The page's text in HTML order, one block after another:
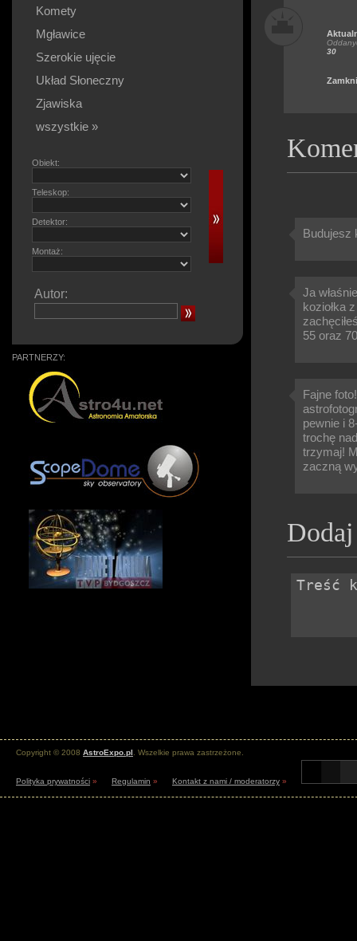
Komety
Mgławice
Szerokie ujęcie
Układ Słoneczny
Zjawiska
wszystkie »
Obiekt:
Teleskop:
Detektor:
Montaż:
Autor:
PARTNERZY:
30
Budujesz
Ja
koziołka
55 oraz
Fajne
pewnie i
trochę
trzymaj!
zaczną
Copyright © 2008 AstroExpo.pl . Wszelkie prawa zastrzeżone.
Polityka prywatności » Regulamin » Kontakt z nami / moderatorzy »